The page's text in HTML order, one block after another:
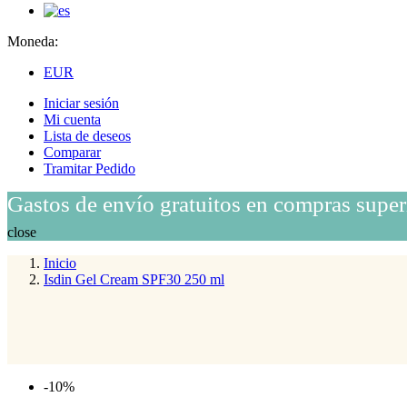
Moneda:
EUR
Iniciar sesión
Mi cuenta
Lista de deseos
Comparar
Tramitar Pedido
Gastos de envío gratuitos en compras
close
Inicio
Isdin Gel Cream SPF30 250 ml
-10%